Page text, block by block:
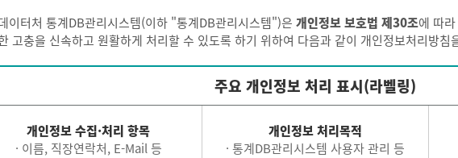
이터처 통계DB관리시스템(이하 "통계DB관리시스템")은 개인정보 보호법 제30조에 따
고충을 신속하고 원활하게 처리할 수 있도록 하기 위하여 다음과 같이 개인정보처리방침
주요 개인정보 처리 표시(라벨링)
개인정보 수집·처리 항목
· 이름, 직장연락처, E-Mail 등
개인정보 처리목적
· 통계DB관리시스템 사용자 관리 등